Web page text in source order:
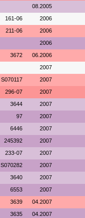
08.2005
161-06 2006
211-06 2006
2006
3672 06.2006
2007
S070117 2007
296-07 2007
3644 2007
97 2007
6446 2007
245392 2007
233-07 2007
S070282 2007
3640 2007
6553 2007
3639 04.2007
3635 04.2007